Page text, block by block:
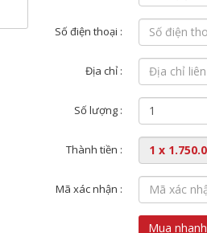
Số điện thoại :
Địa chỉ :
Số lượng :
Thành tiền :
Mã xác nhận :
Mua nhanh